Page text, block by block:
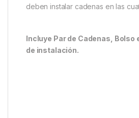
deben instalar cadenas en las
Incluye Par de Cadenas,
de instalación.